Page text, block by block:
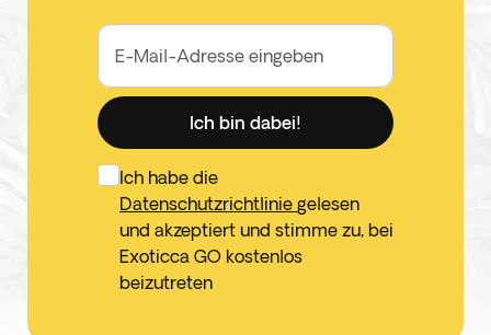
E-Mail-Adresse eingeben
Ich bin dabei!
Ich habe die
Datenschutzrichtlinie gelesen
und akzeptiert und stimme zu, bei
Exoticca GO kostenlos
beizutreten